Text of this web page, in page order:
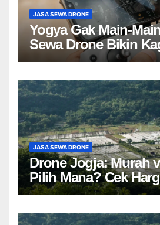
JASA SEWA DRONE
Yogya Gak Main-
Sewa Drone Bikin
JASA SEWA DRONE
Drone Jogja: Murah
Pilih Mana? Cek
Drone Yogyakarta!